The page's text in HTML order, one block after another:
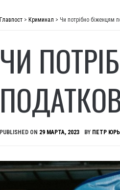
Главпост > Криминал > Чи потрібно біженцям
ЧИ
PUBLISHED ON 29 МАРТА, 2023 BY ПЕТР